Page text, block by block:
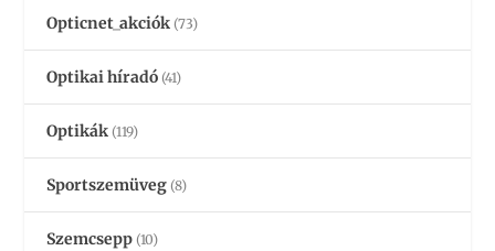
Opticnet_akciók (73)
Optikai híradó (41)
Optikák (119)
Sportszemüveg (8)
Szemcsepp (10)